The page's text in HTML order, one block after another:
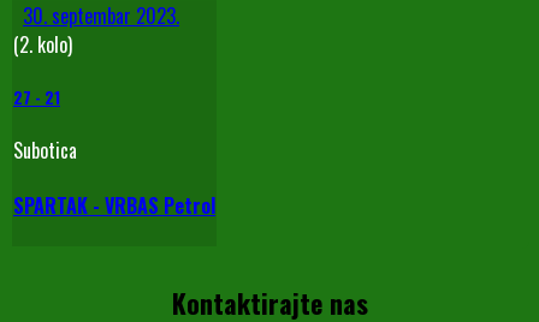
30. septembar 2023.
(2. kolo)
27 - 21
Subotica
SPARTAK - VRBAS Petrol
Kontaktirajte nas